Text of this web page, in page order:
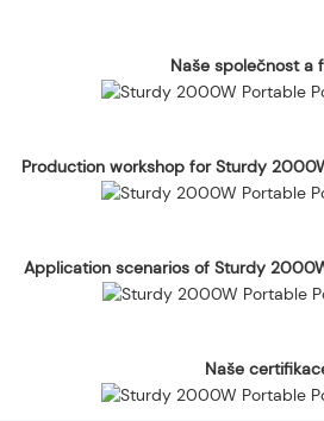
Naše společnost a
Production workshop for Sturdy
Application scenarios of Sturdy
Naše